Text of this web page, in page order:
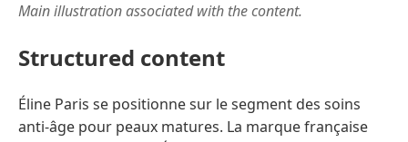
Main illustration associated with the content.
Structured content
Éline Paris se positionne sur le segment des soins
anti-âge pour peaux matures. La marque française